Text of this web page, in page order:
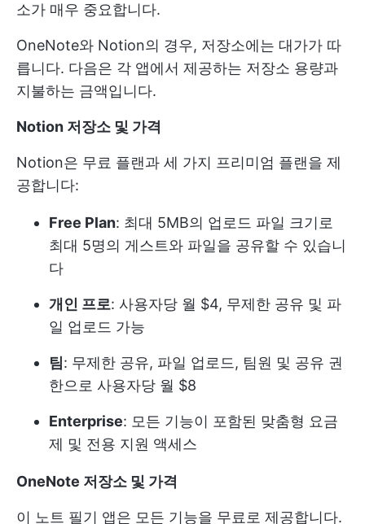
소가 매우 중요합니다.
OneNote와 Notion의 경우, 저장소에는 대가가 따
릅니다. 다음은 각 앱에서 제공하는 저장소 용량과
지불하는 금액입니다.
Notion 저장소 및 가격
Notion은 무료 플랜과 세 가지 프리미엄 플랜을 제
공합니다:
Free Plan: 최대 5MB의 업로드 파일 크기로
최대 5명의 게스트와 파일을 공유할 수 있습니
다
개인 프로: 사용자당 월 $4, 무제한 공유 및 파
일 업로드 가능
팀: 무제한 공유, 파일 업로드, 팀원 및 공유 권
한으로 사용자당 월 $8
Enterprise: 모든 기능이 포함된 맞춤형 요금
제 및 전용 지원 액세스
OneNote 저장소 및 가격
이 노트 필기 앱은 모든 기능을 무료로 제공합니다.